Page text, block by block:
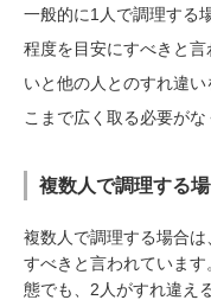
一般的に1人で調理する
程度を目安にすべきと
いと他の人とのすれ違
こまで広く取る必要がな
複数人で調理する
複数人で調理する場合
すべきと言われていま
態でも、2人がすれ違え